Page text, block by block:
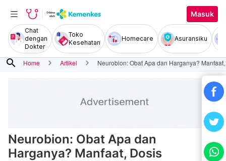
Masuk
Chat
dengan
Dokter
Toko
Kesehatan
Homecare Asuransiku
search Home Artikel Neurobion: Obat Apa dan Harganya?
Neurobion: Obat Apa dan
Harganya? Manfaat, Dosis